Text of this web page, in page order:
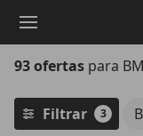
principal
93 ofertas para
Filtrar 3